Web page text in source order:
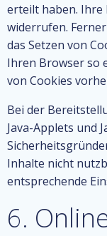
erteilt haben. Ihre
widerrufen.
das Setzen von
Ihren Browser so
von Cookies
Bei der
Java-Applets und
Inhalte nicht
entsprechende
6.